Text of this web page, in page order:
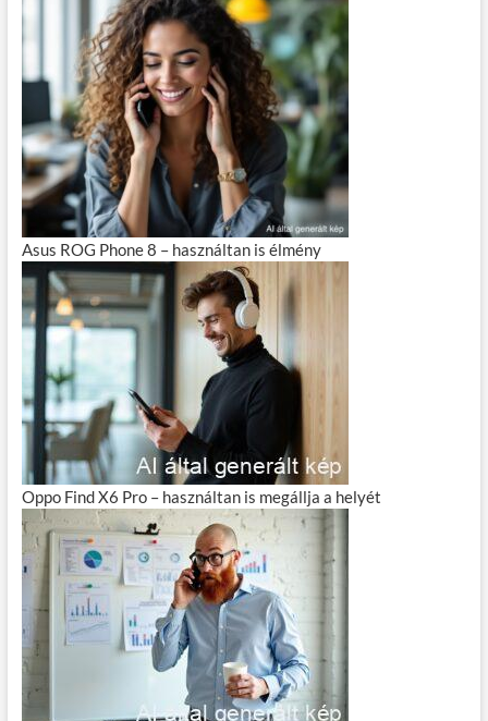
Asus ROG Phone 8 – használtan is élmény
Oppo Find X6 Pro – használtan is megállja a helyét